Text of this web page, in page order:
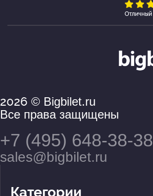
2026 © Bigbilet.ru
Все права защищены
+7 (495) 648-38-38
sales@bigbilet.ru
Категории